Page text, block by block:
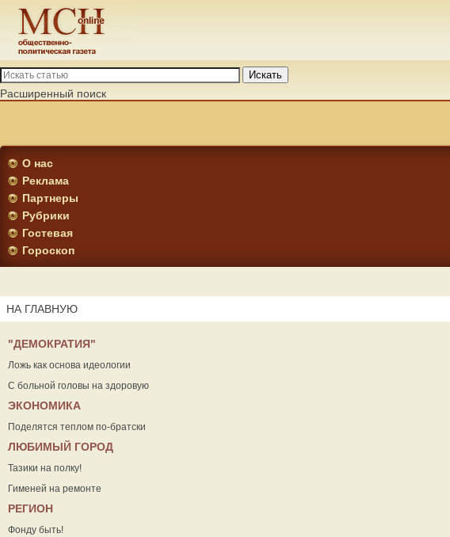
Искать
Расширенный поиск
О нас
Реклама
Партнеры
Рубрики
Гостевая
Гороскоп
НА ГЛАВНУЮ
"ДЕМОКРАТИЯ"
Ложь как основа идеологии
С больной головы на здоровую
ЭКОНОМИКА
Поделятся теплом по-братски
ЛЮБИМЫЙ ГОРОД
Тазики на полку!
Гименей на ремонте
РЕГИОН
Фонду быть!